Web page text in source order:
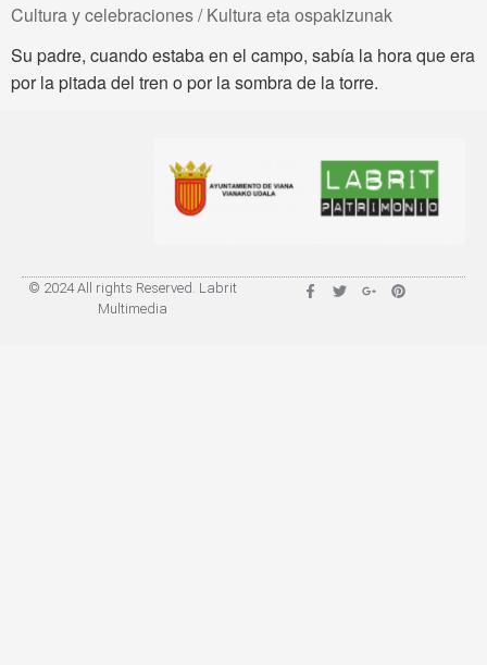
Cultura y celebraciones / Kultura eta ospakizunak
Su padre, cuando estaba en el campo, sabía la hora que era
por la pitada del tren o por la sombra de la torre.
© 2024 All rights Reserved. Labrit
Multimedia